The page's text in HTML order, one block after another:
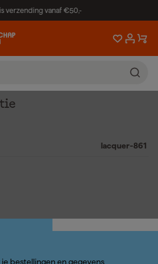
verzending vanaf €50,-
lacquer-861
bestellingen en gegevens